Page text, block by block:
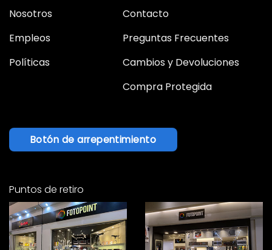
Nosotros
Empleos
Políticas
Contacto
Preguntas Frecuentes
Cambios y Devoluciones
Compra Protegida
Botón de arrepentimiento
Puntos de retiro